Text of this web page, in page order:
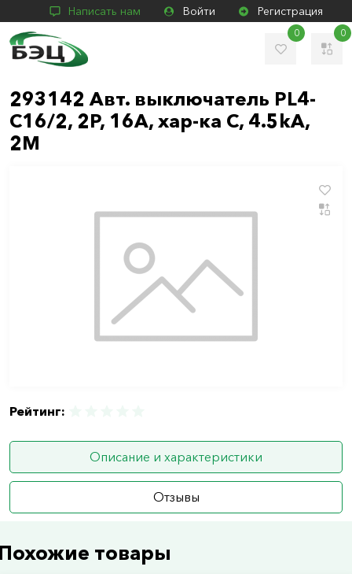
Написать нам Войти Регистрация
0 0
293142 Авт. выключатель PL4-
C16/2, 2P, 16A, хар-ка C, 4.5kA,
2M
Рейтинг:
Описание и характеристики
Отзывы
товары